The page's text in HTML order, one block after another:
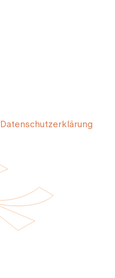
Datenschutzerklärung